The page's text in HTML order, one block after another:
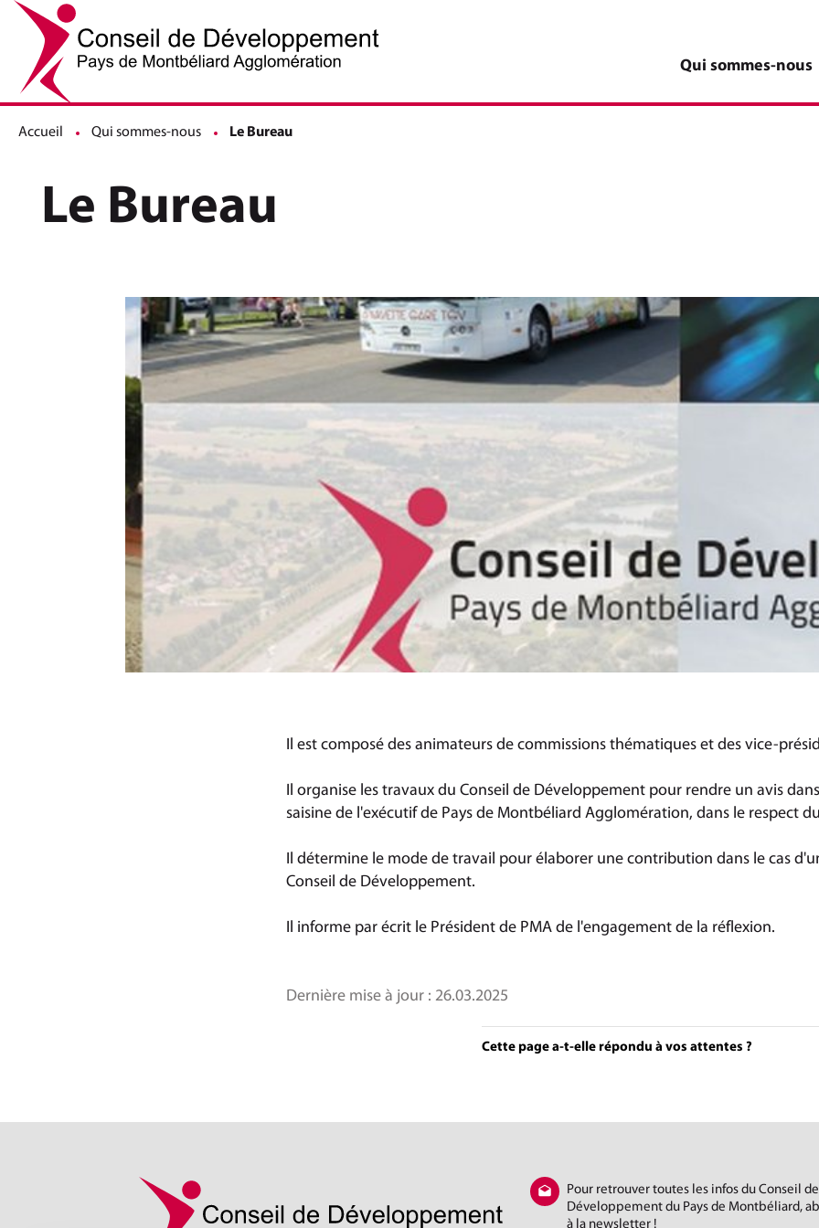
Qui sommes-nous
Accueil Qui sommes-nous Page active :
Le Bureau
Le Bureau
Il est composé des animateurs de commissions thématiques et des vice-
Il organise les travaux du Conseil de Développement pour rendre un avis
saisine de l'exécutif de Pays de Montbéliard Agglomération, dans le respect
Il détermine le mode de travail pour élaborer une contribution dans le cas
Conseil de Développement.
Il informe par écrit le Président de PMA de l'engagement de la réflexion.
Dernière mise à jour : 26.03.2025
Cette page a-t-elle répondu à vos attentes ?
Pour retrouver toutes les infos du Conseil de
Développement du Pays de Montbéliard,
à la newsletter !